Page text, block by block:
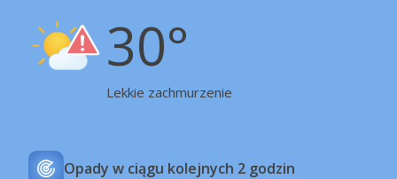
30°
Lekkie zachmurzenie
Opady w ciągu kolejnych 2 godzin